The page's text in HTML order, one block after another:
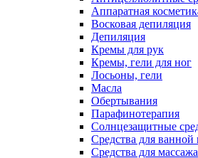
Аппаратная
Восковая депиляция
Депиляция
Кремы для рук
Кремы, гели для ног
Лосьоны, гели
Масла
Обертывания
Парафинотерапия
Солнцезащитные
Средства для ванной
Средства для массажа